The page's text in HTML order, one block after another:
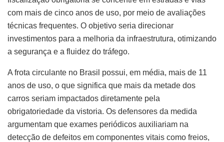
com mais de cinco anos de uso, por meio de avaliações
técnicas frequentes. O objetivo seria direcionar
investimentos para a melhoria da infraestrutura, otimizando
a segurança e a fluidez do tráfego.
A frota circulante no Brasil possui, em média, mais de 11
anos de uso, o que significa que mais da metade dos
carros seriam impactados diretamente pela
obrigatoriedade da vistoria. Os defensores da medida
argumentam que exames periódicos auxiliariam na
detecção de defeitos em componentes vitais como freios,